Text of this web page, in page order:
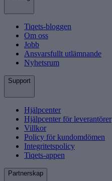
Tiqets-bloggen
Om oss
Jobb
Ansvarsfullt utlämnande
Nyhetsrum
Support
Hjälpcenter
Hjälpcenter för leverantörer
Villkor
Policy för kundomdömen
Integritetspolicy
Tiqets-appen
Partnerskap